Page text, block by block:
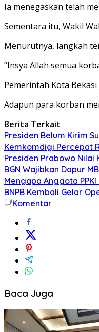
Ia menegaskan telah
Sementara itu, Wakil
Menurutnya, langkah
“Insya Allah semua
Pemerintah Kota
Adapun para korban
Berita Terkait
Presiden Belum Kirim
Kemkomdigi Percepat
Presiden Prabowo
BGN Wajibkan Dapur
Mengapa Anggota
BNPB Kembali Gelar
Komentar
Baca Juga